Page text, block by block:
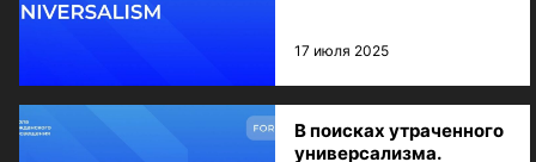
17 июля 2025
В поисках утраченного
универсализма.